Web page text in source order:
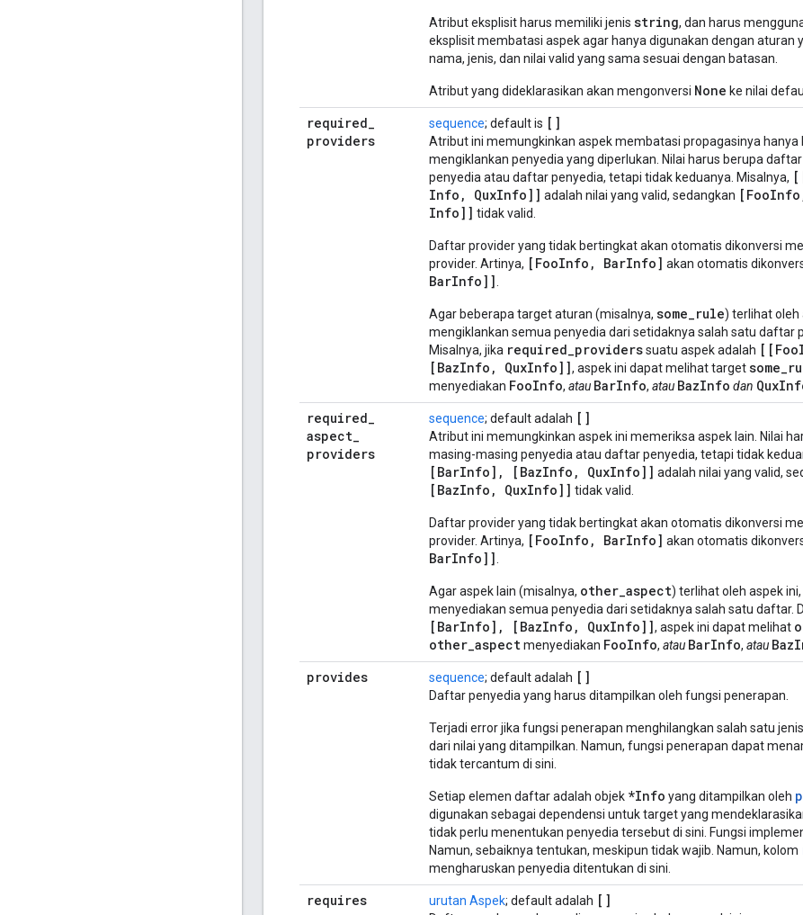
Atribut eksplisit harus memiliki jenis string, dan harus
eksplisit membatasi aspek agar hanya digunakan dengan aturan
nama, jenis, dan nilai valid yang sama sesuai dengan batasan.
Atribut yang dideklarasikan akan mengonversi None ke nilai
required_
providers
sequence; default is []
Atribut ini memungkinkan aspek membatasi propagasinya hanya
mengiklankan penyedia yang diperlukan. Nilai harus berupa
penyedia atau daftar penyedia, tetapi tidak keduanya. Misalnya,
Info , QuxInfo]] adalah nilai yang valid, sedangkan [FooInfo
Info]] tidak valid.
Daftar provider yang tidak bertingkat akan otomatis dikonversi
provider. Artinya, [FooInfo, BarInfo] akan otomatis
BarInfo]]
Agar beberapa target aturan (misalnya, some_rule) terlihat oleh
mengiklankan semua penyedia dari setidaknya salah satu daftar
Misalnya, jika required_providerssuatu aspek adalah
[BazInfo, QuxInfo]], aspek ini dapat melihat target
menyediakan FooInfo, atau BarInfo, atau BazInfo dan
required_
aspect_
providers
sequence; default adalah []
Atribut ini memungkinkan aspek ini memeriksa aspek lain. Nilai
masing-masing penyedia atau daftar penyedia, tetapi tidak
[BarInfo] , [BazInfo , QuxInfo]] adalah nilai yang valid,
[BazInfo , QuxInfo]] tidak valid.
Daftar provider yang tidak bertingkat akan otomatis dikonversi
provider. Artinya, [FooInfo, BarInfo] akan otomatis
BarInfo]]
Agar aspek lain (misalnya, other_aspect) terlihat oleh aspek ini,
menyediakan semua penyedia dari setidaknya salah satu daftar.
[BarInfo], [BazInfo, QuxInfo]], aspek ini dapat melihat
other_aspectmenyediakan FooInfo, atau BarInfo, atau
provides sequence; default adalah []
Daftar penyedia yang harus ditampilkan oleh fungsi penerapan.
Terjadi error jika fungsi penerapan menghilangkan salah satu
dari nilai yang ditampilkan. Namun, fungsi penerapan dapat
tidak tercantum di sini.
Setiap elemen daftar adalah objek *Info yang ditampilkan oleh
digunakan sebagai dependensi untuk target yang
tidak perlu menentukan penyedia tersebut di sini. Fungsi
Namun, sebaiknya tentukan, meskipun tidak wajib. Namun, kolom
mengharuskan penyedia ditentukan di sini.
requires urutan Aspek; default adalah []